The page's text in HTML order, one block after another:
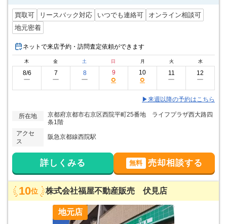
買取可 リースバック対応 いつでも連絡可
オンライン相談可
地元密着
ネットで来店予約・訪問査定依頼ができます
木 金 土 日 月 火 水
8/6
ー
7
ー
8
ー
9
○
10
○
11
ー
12
ー
▶来週以降の予約はこちら
所在地
京都府京都市右京区西院平町25番地 ライフプラザ西大路四
条1階
アクセ
ス
阪急京都線西院駅
詳しくみる 無料 売却相談する
10位 株式会社福屋不動産販売 伏見店
地元店